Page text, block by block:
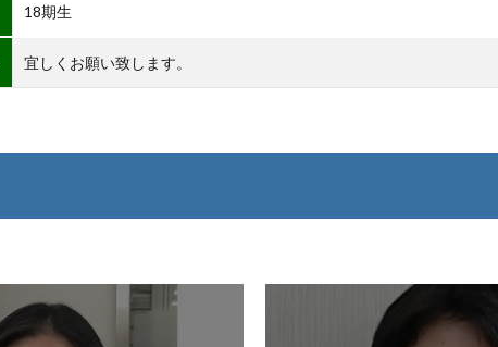
18期生
宜しくお願い致します。